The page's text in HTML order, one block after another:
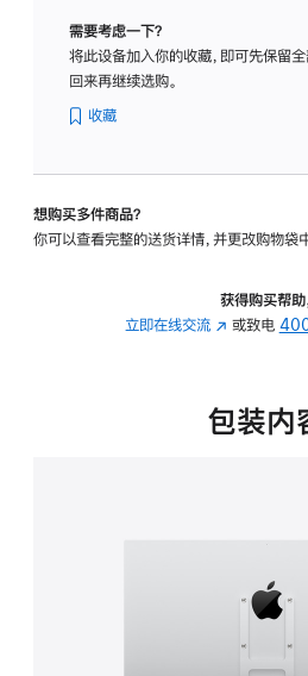
璃
转
的
需要考虑一下？
将此设备加入你的收藏，即可先保留
回来再继续选购。
收藏
想购买多件商品？
你可以查看完整的送货详情，并更改购物袋
获得购买帮助
立即在线交流 (在
中
或致电
包装内